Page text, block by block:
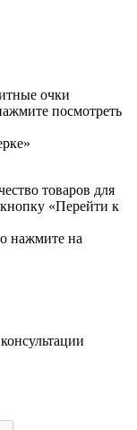
очки
посмотреть
товаров для
«Перейти к
нажмите на